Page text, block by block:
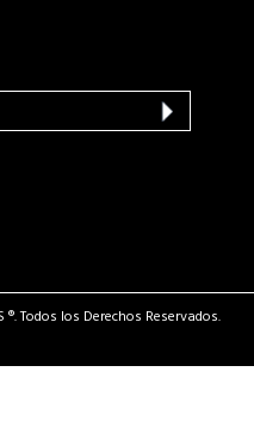
®. Todos los Derechos Reservados.